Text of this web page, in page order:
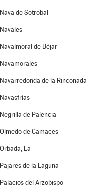
Nava de Sotrobal
Navales
Navalmoral de Béjar
Navamorales
Navarredonda de la Rinconada
Navasfrías
Negrilla de Palencia
Olmedo de Camaces
Orbada, La
Pajares de la Laguna
Palacios del Arzobispo